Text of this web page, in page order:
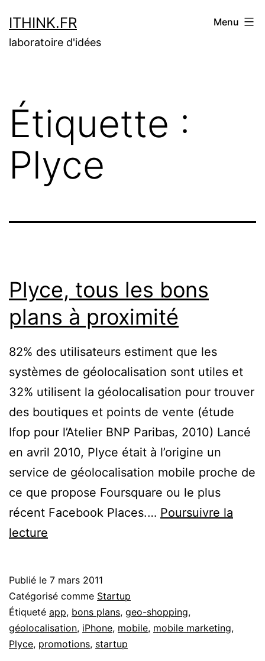
au
contenu
ITHINK.FR
laboratoire d'idées
Menu
Étiquette :
Plyce
Plyce, tous les bons
plans à proximité
82% des utilisateurs estiment que les
systèmes de géolocalisation sont utiles et
32% utilisent la géolocalisation pour trouver
des boutiques et points de vente (étude
Ifop pour l’Atelier BNP Paribas, 2010) Lancé
en avril 2010, Plyce était à l’origine un
service de géolocalisation mobile proche de
ce que propose Foursquare ou le plus
récent Facebook Places.… Poursuivre la
lecture
bons
plans
à
proximité
Publié le 7 mars 2011
Catégorisé comme Startup
Étiqueté app, bons plans, geo-shopping,
géolocalisation, iPhone, mobile, mobile marketing,
Plyce, promotions, startup